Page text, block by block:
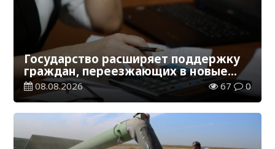
Государство расширяет поддержку
граждан, переезжающих в новые
регионы для работы
08.08.2026 67 0